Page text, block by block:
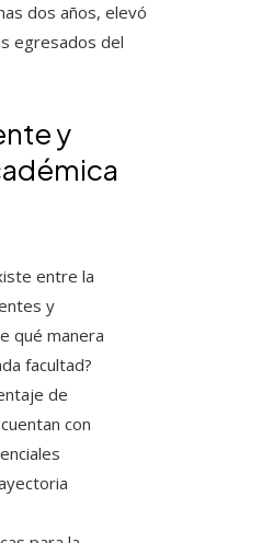
dos años, elevó
egresados del
y
entre la
y
qué manera
facultad?
de
con